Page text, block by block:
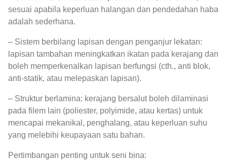
sesuai apabila keperluan halangan dan pendedahan haba
adalah sederhana.
– Sistem berbilang lapisan dengan penganjur lekatan:
lapisan tambahan meningkatkan ikatan pada kerajang dan
boleh memperkenalkan lapisan berfungsi (cth., anti blok,
anti-statik, atau melepaskan lapisan).
– Struktur berlamina: kerajang bersalut boleh dilaminasi
pada filem lain (poliester, polyimide, atau kertas) untuk
mencapai mekanikal, penghalang, atau keperluan suhu
yang melebihi keupayaan satu bahan.
Pertimbangan penting untuk seni bina: